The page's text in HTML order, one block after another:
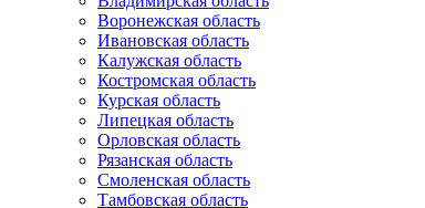
Воронежская область
Ивановская область
Калужская область
Костромская область
Курская область
Липецкая область
Орловская область
Рязанская область
Смоленская область
Тамбовская область